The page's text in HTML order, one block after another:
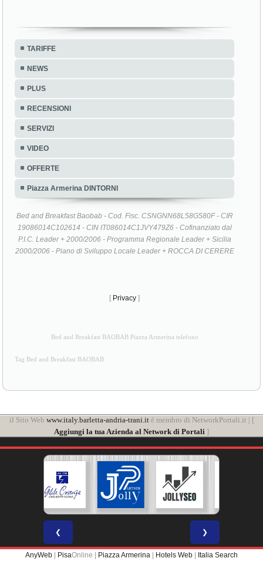
TARIFFE
NEWS
PLUS
RECENSIONI
SERVIZI
VIDEO
OFFERTE
Piazza Armerina DINTORNI
Bed and Breakfast Baobab - Cod. Fisc. CSNGNN68L58G580F - CIR
19086014C102614 - CIN IT086014C1JVY479Z6 - Cofinanziato dal
P.I.C. Leader + 2000/2006 - Programma Regionale Leader + Sicilia
2000/2006 - Piano di Sviluppo Locale Leader + ROCCA DI CERERE
[ Privacy ]
Bed and Breakfast BAOBAB Piazza Armerina telefono
Tag Bed and Breakfast BAOBAB
il Sito Web www.italy.barletta-andria-trani.itè membro di NetworkPortali.it | [
Aggiungi la tua Azienda al Network di Portali ]
❮ ❯
AnyWeb | PisaOnline | Piazza Armerina | Hotels Web | Italia Search